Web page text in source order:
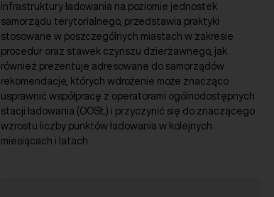
infrastruktury ładowania na poziomie jednostek
samorządu terytorialnego, przedstawia praktyki
stosowane w poszczególnych miastach w zakresie
procedur oraz stawek czynszu dzierżawnego, jak
również prezentuje adresowane do samorządów
rekomendacje, których wdrożenie może znacząco
usprawnić współpracę z operatorami ogólnodostępnych
stacji ładowania (OOSŁ) i przyczynić się do znaczącego
wzrostu liczby punktów ładowania w kolejnych
miesiącach i latach.